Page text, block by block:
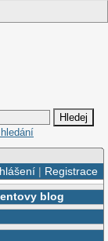
| Registrace
blog